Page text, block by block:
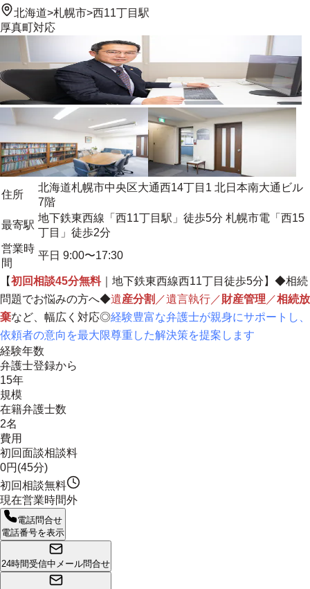
北海道>札幌市>西11丁目駅
厚真町対応
住所
北海道札幌市中央区大通西14丁目1 北日本南大通ビル
7階
最寄駅
地下鉄東西線「西11丁目駅」徒歩5分 札幌市電「西15
丁目」徒歩2分
営業時
間
平日 9:00〜17:30
【初回相談45分無料｜地下鉄東西線西11丁目徒歩5分】◆相続
問題でお悩みの方へ◆遺産分割 ／遺言執行／財産管理 ／相続放
棄など、幅広く対応◎経験豊富な弁護士が親身にサポートし、
依頼者の意向を最大限尊重した解決策を提案します
経験年数
弁護士登録から
15年
規模
在籍弁護士数
2名
費用
初回面談相談料
0円(45分)
初回相談無料
現在営業時間外
電話問合せ
電話番号を表示
24時間受信中 メール問合せ